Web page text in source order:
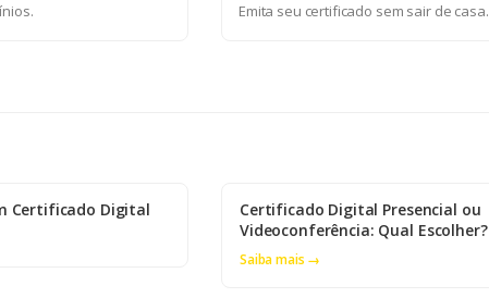
Emita seu certificado sem sair de casa.
Certificado Digital
Certificado Digital Presencial ou
Videoconferência: Qual Escolher?
Saiba mais →